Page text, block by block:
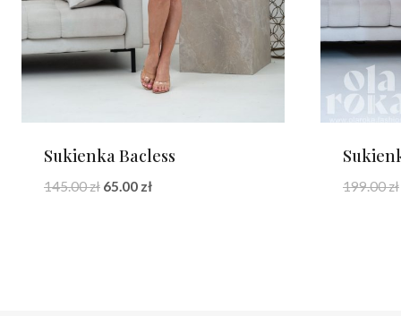
Sukienka Bacless
145.00zł Pierwotna
65.00 złAktualna
199.00zł